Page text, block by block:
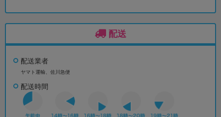
配送
配送業者
ヤマト運輸、佐川急便
配送時間